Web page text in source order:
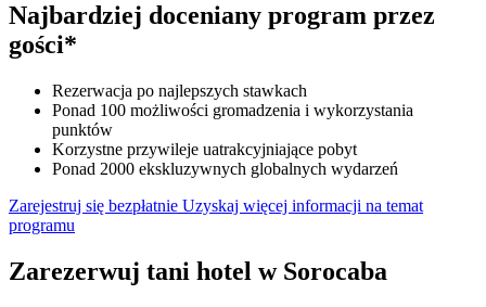
Najbardziej doceniany program przez
gości*
Rezerwacja po najlepszych stawkach
Ponad 100 możliwości gromadzenia i wykorzystania
punktów
Korzystne przywileje uatrakcyjniające pobyt
Ponad 2000 ekskluzywnych globalnych wydarzeń
Zarejestruj się bezpłatnie Uzyskaj więcej informacji na temat
programu
Zarezerwuj tani hotel w Sorocaba